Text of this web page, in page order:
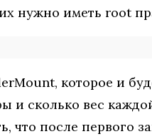
нужно иметь root
которое и
и сколько вес
после первого